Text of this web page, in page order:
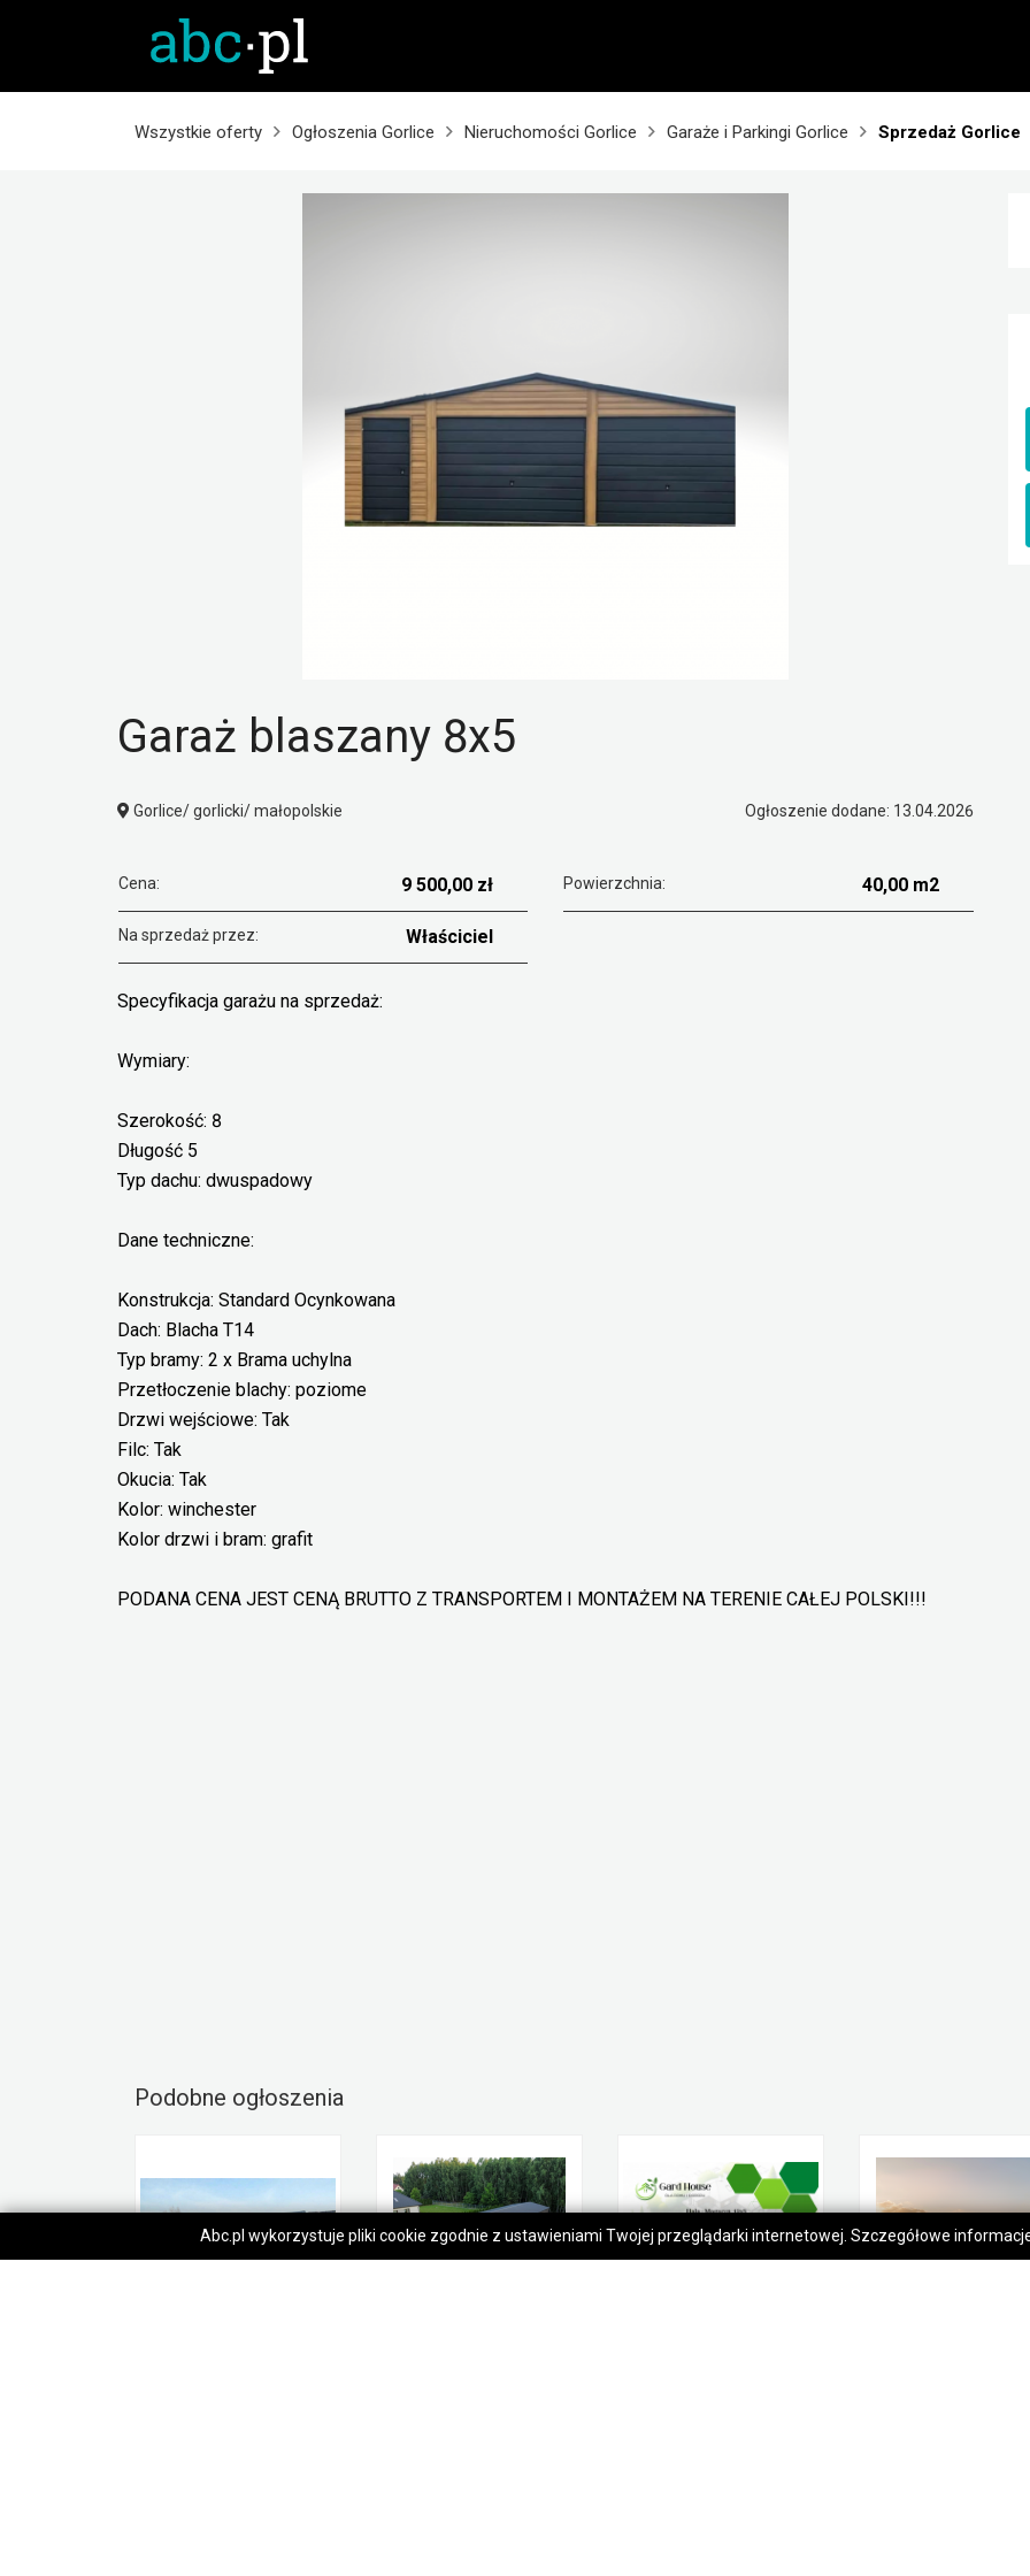
Wszystkie oferty Ogłoszenia Gorlice Nieruchomości Gorlice Garaże i Parkingi Gorlice Sprzedaż Gorlice
Garaż blaszany 8x5
Gorlice/ gorlicki/ małopolskie Ogłoszenie dodane: 13.04.2026
Cena: 9 500,00 zł Powierzchnia: 40,00 m2
Na sprzedaż przez: Właściciel
Specyfikacja garażu na sprzedaż:
Wymiary:
Szerokość: 8
Długość 5
Typ dachu: dwuspadowy
Dane techniczne:
Konstrukcja: Standard Ocynkowana
Dach: Blacha T14
Typ bramy: 2 x Brama uchylna
Przetłoczenie blachy: poziome
Drzwi wejściowe: Tak
Filc: Tak
Okucia: Tak
Kolor: winchester
Kolor drzwi i bram: grafit
PODANA CENA JEST CENĄ BRUTTO Z TRANSPORTEM I MONTAŻEM NA TERENIE CAŁEJ POLSKI!!!
Podobne ogłoszenia
Abc.pl wykorzystuje pliki cookie zgodnie z ustawieniami Twojej przeglądarki internetowej. Szczegółowe